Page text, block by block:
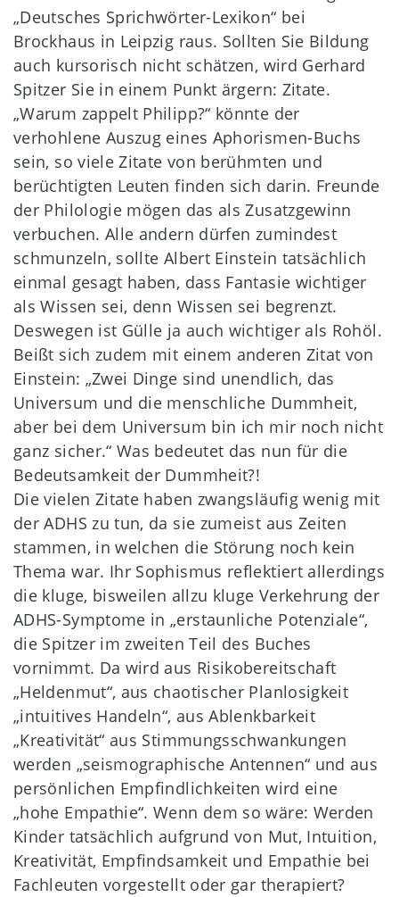
„Deutsches Sprichwörter-Lexikon“ bei
Brockhaus in Leipzig raus. Sollten Sie Bildung
auch kursorisch nicht schätzen, wird Gerhard
Spitzer Sie in einem Punkt ärgern: Zitate.
„Warum zappelt Philipp?“ könnte der
verhohlene Auszug eines Aphorismen-Buchs
sein, so viele Zitate von berühmten und
berüchtigten Leuten finden sich darin. Freunde
der Philologie mögen das als Zusatzgewinn
verbuchen. Alle andern dürfen zumindest
schmunzeln, sollte Albert Einstein tatsächlich
einmal gesagt haben, dass Fantasie wichtiger
als Wissen sei, denn Wissen sei begrenzt.
Deswegen ist Gülle ja auch wichtiger als Rohöl.
Beißt sich zudem mit einem anderen Zitat von
Einstein: „Zwei Dinge sind unendlich, das
Universum und die menschliche Dummheit,
aber bei dem Universum bin ich mir noch nicht
ganz sicher.“ Was bedeutet das nun für die
Bedeutsamkeit der Dummheit?!
Die vielen Zitate haben zwangsläufig wenig mit
der ADHS zu tun, da sie zumeist aus Zeiten
stammen, in welchen die Störung noch kein
Thema war. Ihr Sophismus reflektiert allerdings
die kluge, bisweilen allzu kluge Verkehrung der
ADHS-Symptome in „erstaunliche Potenziale“,
die Spitzer im zweiten Teil des Buches
vornimmt. Da wird aus Risikobereitschaft
„Heldenmut“, aus chaotischer Planlosigkeit
„intuitives Handeln“, aus Ablenkbarkeit
„Kreativität“ aus Stimmungsschwankungen
werden „seismographische Antennen“ und aus
persönlichen Empfindlichkeiten wird eine
„hohe Empathie“. Wenn dem so wäre: Werden
Kinder tatsächlich aufgrund von Mut, Intuition,
Kreativität, Empfindsamkeit und Empathie bei
Fachleuten vorgestellt oder gar therapiert?